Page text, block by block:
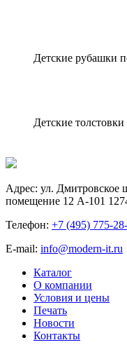
Детские рубашки
Детские
Адрес: ул. Дмитровское
помещение 12 А-101
Телефон: +7 (495) 775-
E-mail: info@modern-it.ru
Каталог
О компании
Условия и цены
Печать
Новости
Контакты